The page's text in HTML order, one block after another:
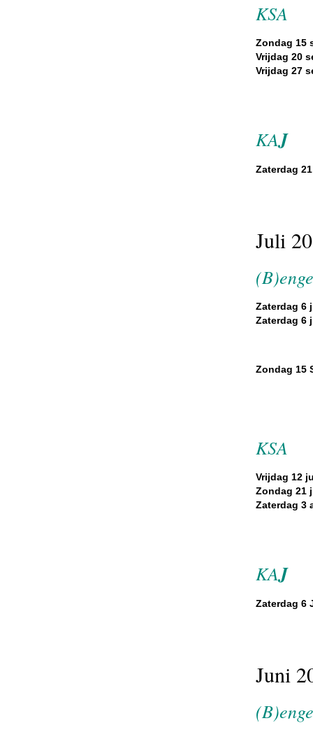
KSA
Zondag 15
Vrijdag 20
Vrijdag 27
KAJ
Zaterdag
Juli
Zaterdag 6
Zaterdag 6
Zondag 15
KSA
Vrijdag 12
Zondag 21
Zaterdag 3
KAJ
Zaterdag 6
Juni